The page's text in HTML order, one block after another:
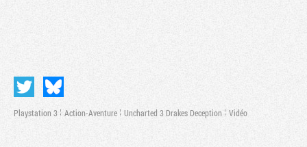
Playstation 3 Action-Aventure Uncharted 3 Drakes Deception Vidéo